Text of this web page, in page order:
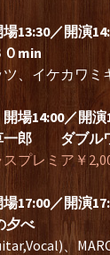
13:30／開演
０min
、イケカワミ
場14:00／開演
一郎 ダブル
プレミア￥
場17:00／開演
夕べ
、